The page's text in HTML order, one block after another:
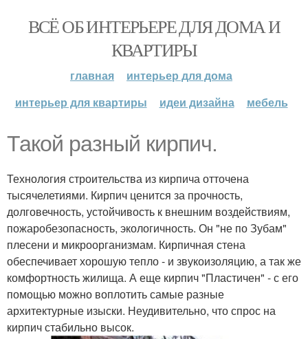
ВСЁ ОБ ИНТЕРЬЕРЕ ДЛЯ ДОМА И
КВАРТИРЫ
главная
интерьер для дома
интерьер для квартиры
идеи дизайна мебель
Такой разный кирпич.
Технология строительства из кирпича отточена
тысячелетиями. Кирпич ценится за прочность,
долговечность, устойчивость к внешним воздействиям,
пожаробезопасность, экологичность. Он "не по Зубам"
плесени и микроорганизмам. Кирпичная стена
обеспечивает хорошую тепло - и звукоизоляцию, а так же
комфортность жилища. А еще кирпич "Пластичен" - с его
помощью можно воплотить самые разные
архитектурные изыски. Неудивительно, что спрос на
кирпич стабильно высок.